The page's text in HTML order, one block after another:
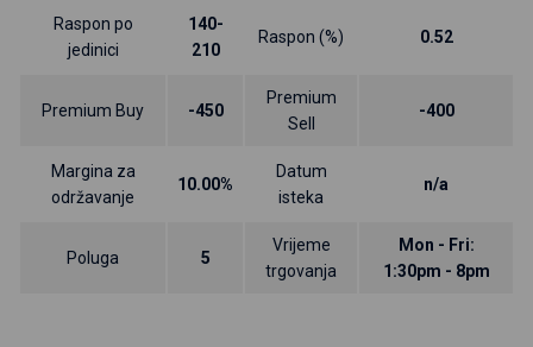
Raspon po
jedinici
140-
210
Raspon (%) 0.52
Premium Buy -450
Premium
Sell
-400
Margina za
održavanje
10.00%
Datum
isteka
n/a
Poluga 5
Vrijeme
trgovanja
Mon - Fri:
1:30pm - 8pm